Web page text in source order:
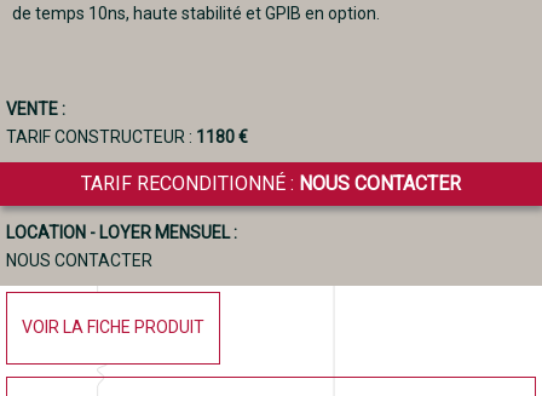
de temps 10ns, haute stabilité et GPIB en option.
VENTE :
TARIF CONSTRUCTEUR : 1180 €
TARIF RECONDITIONNÉ : NOUS CONTACTER
LOCATION - LOYER MENSUEL :
NOUS CONTACTER
VOIR LA FICHE PRODUIT